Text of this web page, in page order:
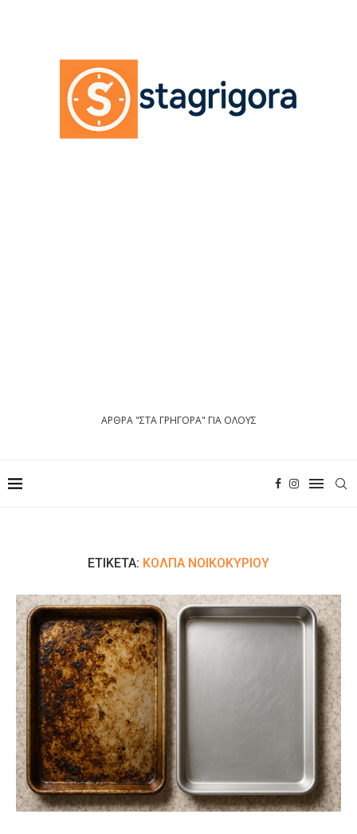
ΑΡΘΡΑ "ΣΤΑ ΓΡΗΓΟΡΑ" ΓΙΑ ΟΛΟΥΣ
ΕΤΙΚΈΤΑ: ΚΌΛΠΑ ΝΟΙΚΟΚΥΡΙΟΎ